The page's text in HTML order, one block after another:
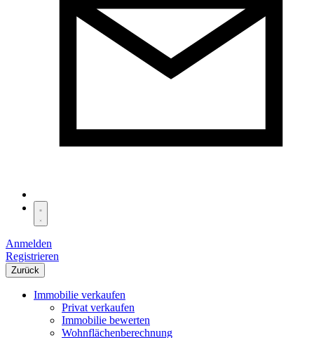
Anmelden
Registrieren
Zurück
Immobilie verkaufen
Privat verkaufen
Immobilie bewerten
Wohnflächenberechnung